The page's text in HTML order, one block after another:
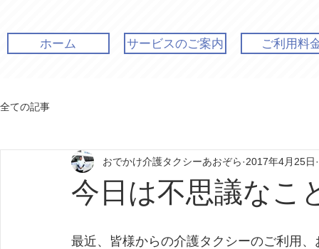
ホーム サービスのご案内 ご利用料
全ての記事
今日は不思議なこ
おでかけ介護タクシーあおぞら 2017年4月25日
最近、皆様からの介護タクシーのご利用